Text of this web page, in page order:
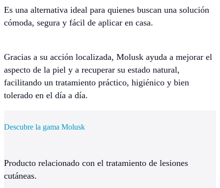
Es una alternativa ideal para quienes buscan una solución
cómoda, segura y fácil de aplicar en casa.
Gracias a su acción localizada, Molusk ayuda a mejorar el
aspecto de la piel y a recuperar su estado natural,
facilitando un tratamiento práctico, higiénico y bien
tolerado en el día a día.
Descubre la gama Molusk
Producto relacionado con el tratamiento de lesiones
cutáneas.